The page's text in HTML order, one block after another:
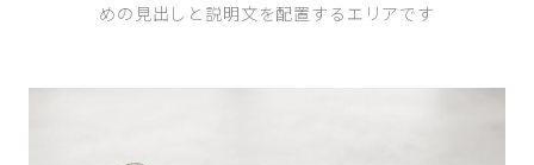
めの見出しと説明文を配置するエリアです